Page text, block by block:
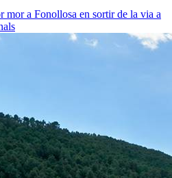
mor a Fonollosa en sortir de la via a